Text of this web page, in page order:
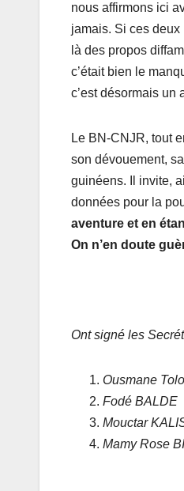
nous affirmons ici
jamais. Si ces
là des propos
c’était bien le
c’est désormais un
Le BN-CNJR, tout
son dévouement,
guinéens. Il invite,
données pour la
aventure et en
On n’en doute
Ont signé les
Ousmane
Fodé BALDE
Mouctar
Mamy Rose